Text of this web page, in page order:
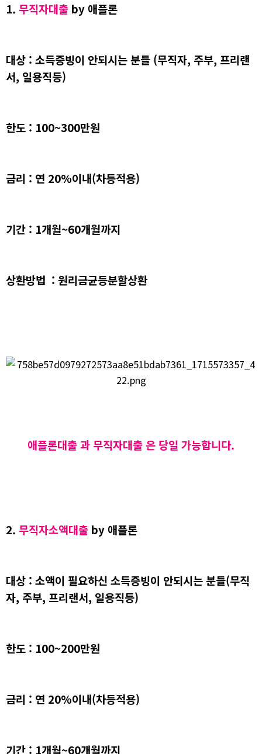
1. 무직자대출 by 애플론
대상 : 소득증빙이 안되시는 분들 (무직자, 주부, 프리랜
서, 일용직등)
한도 : 100~300만원
금리 : 연 20%이내(차등적용)
기간 : 1개월~60개월까지
상환방법 : 원리금균등분할상환
애플론대출 과 무직자대출 은 당일 가능합니다.
2. 무직자소액대출 by 애플론
대상 : 소액이 필요하신 소득증빙이 안되시는 분들(무직
자, 주부, 프리랜서, 일용직등)
한도 : 100~200만원
금리 : 연 20%이내(차등적용)
기간 : 1개월~60개월까지